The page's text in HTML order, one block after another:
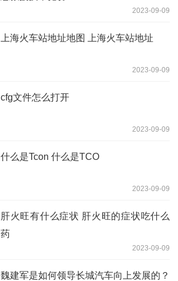
2023-09-09
上海火车站地址地图 上海火车站地址
2023-09-09
cfg文件怎么打开
2023-09-09
什么是Tcon 什么是TCO
2023-09-09
肝火旺有什么症状 肝火旺的症状吃什么
药
2023-09-09
魏建军是如何领导长城汽车向上发展的？